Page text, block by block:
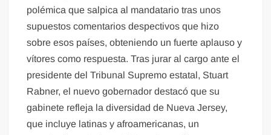
polémica que salpica al mandatario tras unos
supuestos comentarios despectivos que hizo
sobre esos países, obteniendo un fuerte aplauso y
vítores como respuesta. Tras jurar al cargo ante el
presidente del Tribunal Supremo estatal, Stuart
Rabner, el nuevo gobernador destacó que su
gabinete refleja la diversidad de Nueva Jersey,
que incluye latinas y afroamericanas, un